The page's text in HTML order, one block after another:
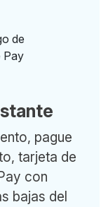
pague
tarjeta de
con
bajas del